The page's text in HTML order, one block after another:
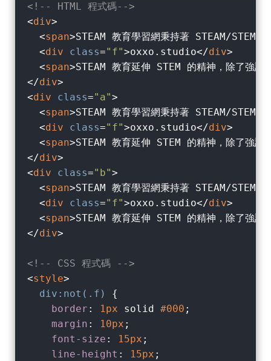
<!-- HTML 程式碼-->
<div>
<span>STEAM 教育學習網秉持著 STEAM/STEM
<div class="f">oxxo.studio</div>
<span>STEAM 教育延伸 STEM 的精神，除了強調
</div>
<div class="a">
<span>STEAM 教育學習網秉持著 STEAM/STEM
<div class="f">oxxo.studio</div>
<span>STEAM 教育延伸 STEM 的精神，除了強調
</div>
<div class="b">
<span>STEAM 教育學習網秉持著 STEAM/STEM
<div class="f">oxxo.studio</div>
<span>STEAM 教育延伸 STEM 的精神，除了強調
</div>
<!-- CSS 程式碼 -->
<style>
div :not(.f)
{
border : 1px solid #000 ;
margin : 10px ;
font-size : 15px ;
line-height : 15px ;